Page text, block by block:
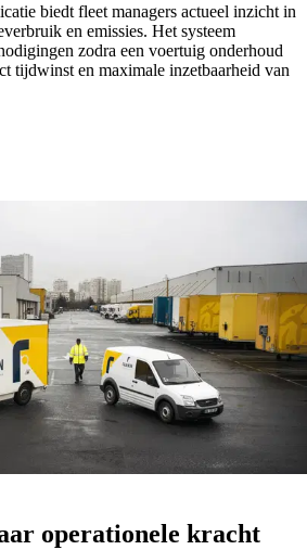
biedt fleet managers actueel inzicht in
en emissies. Het systeem
zodra een voertuig onderhoud
tijdwinst en maximale inzetbaarheid van
operationele kracht